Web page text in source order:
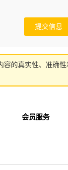
的真实性、准确
会员服务